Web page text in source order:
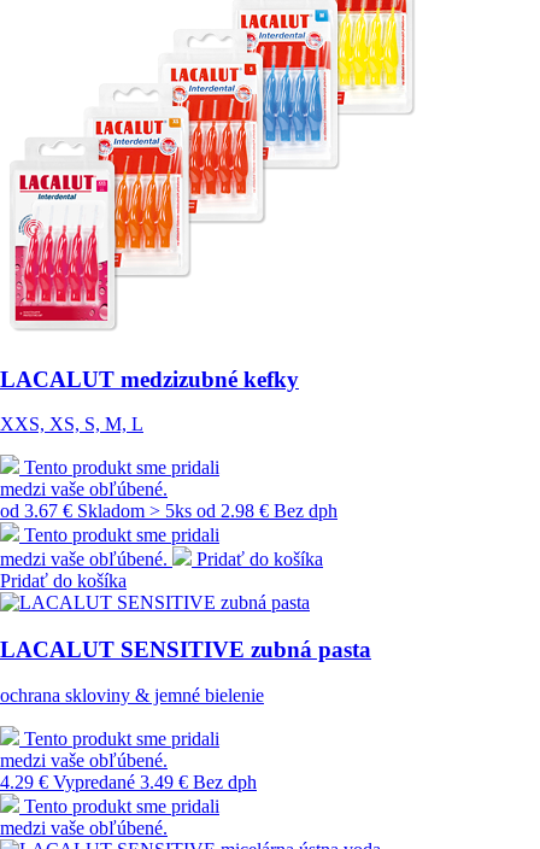
LACALUT medzizubné kefky
XXS, XS, S, M, L
Tento produkt sme pridali
medzi vaše obľúbené.
od 3.67 € Skladom > 5ks od 2.98 € Bez dph
Tento produkt sme pridali
medzi vaše obľúbené.
Pridať do košíka
Pridať do košíka
LACALUT SENSITIVE zubná pasta
ochrana skloviny & jemné bielenie
Tento produkt sme pridali
medzi vaše obľúbené.
4.29 € Vypredané 3.49 € Bez dph
Tento produkt sme pridali
medzi vaše obľúbené.